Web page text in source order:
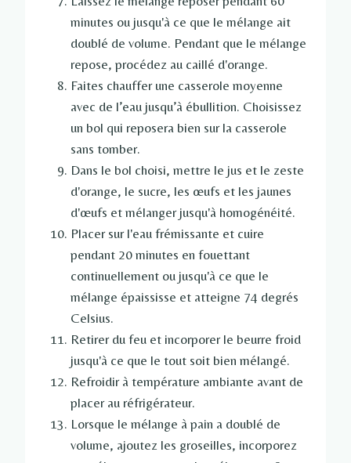
minutes ou jusqu'à ce que le mélange ait
doublé de volume. Pendant que le mélange
repose, procédez au caillé d'orange.
Faites chauffer une casserole moyenne
avec de l’eau jusqu’à ébullition. Choisissez
un bol qui reposera bien sur la casserole
sans tomber.
Dans le bol choisi, mettre le jus et le zeste
d'orange, le sucre, les œufs et les jaunes
d'œufs et mélanger jusqu'à homogénéité.
Placer sur l'eau frémissante et cuire
pendant 20 minutes en fouettant
continuellement ou jusqu'à ce que le
mélange épaississe et atteigne 74 degrés
Celsius.
Retirer du feu et incorporer le beurre froid
jusqu'à ce que le tout soit bien mélangé.
Refroidir à température ambiante avant de
placer au réfrigérateur.
Lorsque le mélange à pain a doublé de
volume, ajoutez les groseilles, incorporez